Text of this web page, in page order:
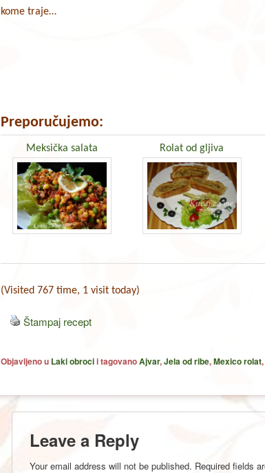
kome traje…
Preporučujemo:
Meksička salata Rolat od gljiva
(Visited 767 time, 1 visit today)
Štampaj recept
Objavljeno u Laki obrocii tagovanoAjvar,Jela od ribe,Mexico rolat,
Leave a Reply
Your email address will not be published. Required fields